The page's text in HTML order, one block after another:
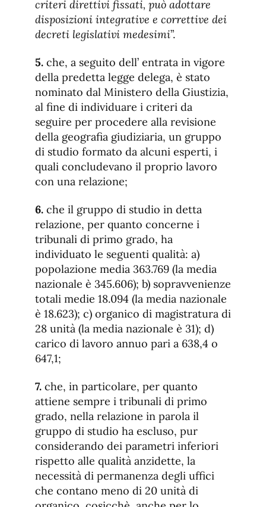
criteri direttivi fissati, può adottare
disposizioni integrative e correttive dei
decreti legislativi medesimi”.
5. che, a seguito dell’ entrata in vigore
della predetta legge delega, è stato
nominato dal Ministero della Giustizia,
al fine di individuare i criteri da
seguire per procedere alla revisione
della geografia giudiziaria, un gruppo
di studio formato da alcuni esperti, i
quali concludevano il proprio lavoro
con una relazione;
6. che il gruppo di studio in detta
relazione, per quanto concerne i
tribunali di primo grado, ha
individuato le seguenti qualità: a)
popolazione media 363.769 (la media
nazionale è 345.606); b) sopravvenienze
totali medie 18.094 (la media nazionale
è 18.623); c) organico di magistratura di
28 unità (la media nazionale è 31); d)
carico di lavoro annuo pari a 638,4 o
647,1;
7. che, in particolare, per quanto
attiene sempre i tribunali di primo
grado, nella relazione in parola il
gruppo di studio ha escluso, pur
considerando dei parametri inferiori
rispetto alle qualità anzidette, la
necessità di permanenza degli uffici
che contano meno di 20 unità di